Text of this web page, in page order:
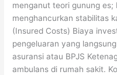
menganut teori gunung
menghancurkan stabilitas
(Insured Costs) Biaya
pengeluaran yang
asuransi atau BPJS
ambulans di rumah sakit.